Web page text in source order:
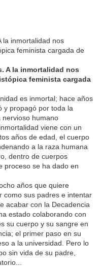
la inmortalidad nos
feminista cargada de
A la inmortalidad nos
feminista cargada
es inmortal; hace años
y propagó por toda la
nervioso humano
viene con un
años de edad, el cuerpo
a la raza humana
dentro de cuerpos
proceso se ha dado en
años que quiere
como sus padres e intentar
acabar con la Decadencia
estado colaborando con
su cuerpo y su sangre en
el primer paso en su
a la universidad. Pero lo
sin vida de su padre,